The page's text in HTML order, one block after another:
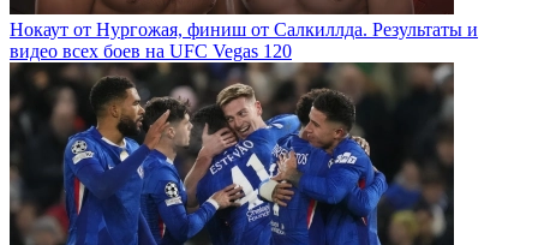
Нокаут от Нургожая, финиш от Салкиллда. Результаты и
видео всех боев на UFC Vegas 120